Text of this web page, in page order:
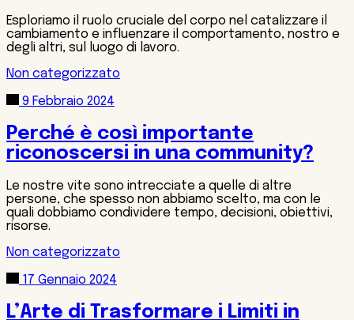
Esploriamo il ruolo cruciale del corpo nel catalizzare il
cambiamento e influenzare il comportamento, nostro e
degli altri, sul luogo di lavoro.
Non categorizzato
9 Febbraio 2024
Perché è così importante
riconoscersi in una community?
Le nostre vite sono intrecciate a quelle di altre
persone, che spesso non abbiamo scelto, ma con le
quali dobbiamo condividere tempo, decisioni, obiettivi,
risorse.
Non categorizzato
17 Gennaio 2024
L’Arte di Trasformare i Limiti in